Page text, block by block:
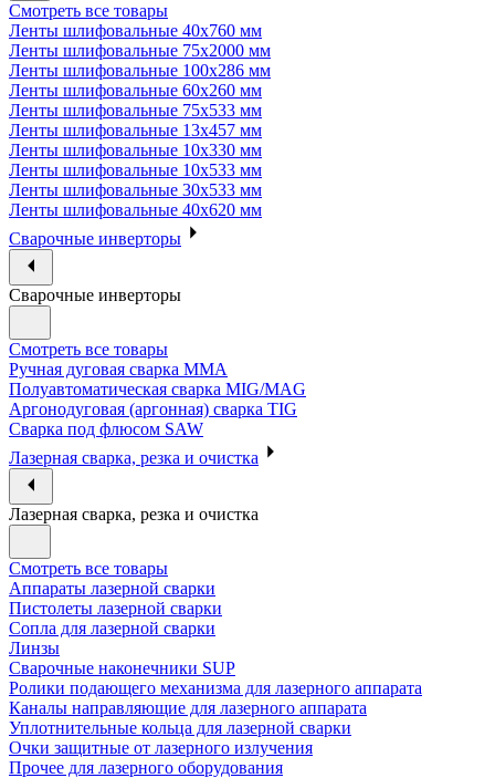
Смотреть все товары
Ленты шлифовальные 40х760 мм
Ленты шлифовальные 75х2000 мм
Ленты шлифовальные 100х286 мм
Ленты шлифовальные 60х260 мм
Ленты шлифовальные 75х533 мм
Ленты шлифовальные 13х457 мм
Ленты шлифовальные 10х330 мм
Ленты шлифовальные 10х533 мм
Ленты шлифовальные 30х533 мм
Ленты шлифовальные 40х620 мм
Сварочные инверторы
Сварочные инверторы
Смотреть все товары
Ручная дуговая сварка MMA
Полуавтоматическая сварка MIG/MAG
Аргонодуговая (аргонная) сварка TIG
Сварка под флюсом SAW
Лазерная сварка, резка и очистка
Лазерная сварка, резка и очистка
Смотреть все товары
Аппараты лазерной сварки
Пистолеты лазерной сварки
Сопла для лазерной сварки
Линзы
Сварочные наконечники SUP
Ролики подающего механизма для лазерного аппарата
Каналы направляющие для лазерного аппарата
Уплотнительные кольца для лазерной сварки
Очки защитные от лазерного излучения
Прочее для лазерного оборудования